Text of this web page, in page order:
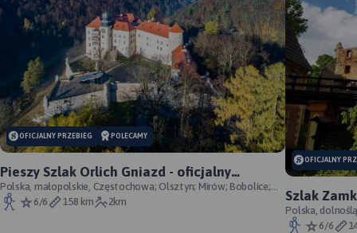
MAPA TURYSTYCZNA W
APLIKACJI TRASEO
najmniejszego, ale jakże
urokliwego polskiego
Beskidu. Zasięg mapy
MAPA TURYSTYCZNA W
APLIKACJI TRASEO
Mapa Beskidu Makowskiego
(zwanego także Średnim lub
zasięgiem obejmuje także
OFICJALNY PRZEBIEG POLECAMY
Pieszy Szlak Orlich Gniazd - oficjalny
przebieg szlaku
Polska, małopolskie, Częstochowa; Olsztyn; Mirów; Bobolice;
Morsko; Ogrodzieniec; Pilica; Smoleń; By
6/6 158 km 2km
OFICJALNY
Szlak
przebieg
Polska,
Śląskie, powiat
6/6